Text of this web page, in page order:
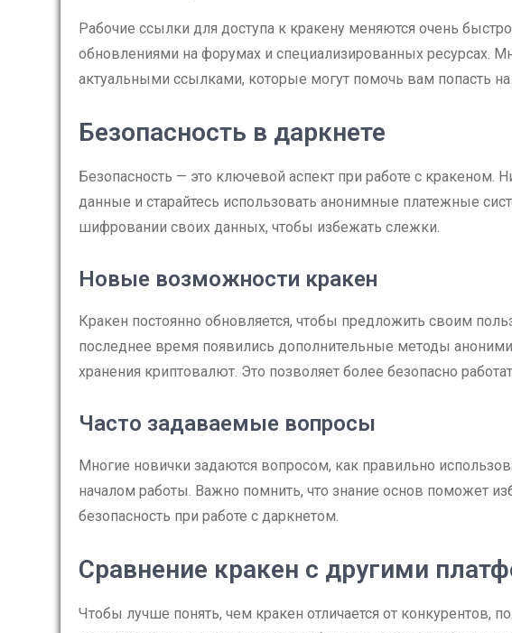
Рабочие ссылки для доступа к кракену меняются очень
обновлениями на форумах и специализированных ресурсах.
актуальными ссылками, которые могут помочь вам попасть
Безопасность в даркнете
Безопасность — это ключевой аспект при работе с кракеном.
данные и старайтесь использовать анонимные платежные
шифровании своих данных, чтобы избежать слежки.
Новые возможности кракен
Кракен постоянно обновляется, чтобы предложить своим
последнее время появились дополнительные методы
хранения криптовалют. Это позволяет более безопасно
Часто задаваемые вопросы
Многие новички задаются вопросом, как правильно
началом работы. Важно помнить, что знание основ поможет
безопасность при работе с даркнетом.
Сравнение кракен с другими
Чтобы лучше понять, чем кракен отличается от конкурентов,